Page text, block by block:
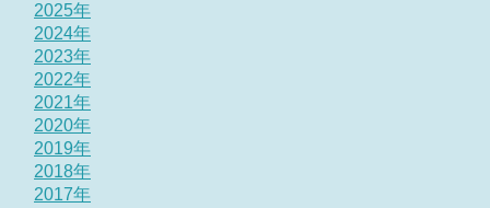
2025年
2024年
2023年
2022年
2021年
2020年
2019年
2018年
2017年